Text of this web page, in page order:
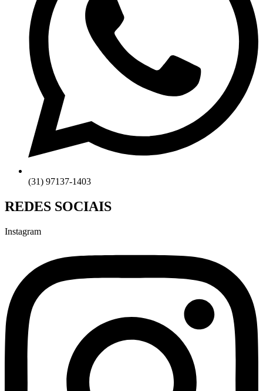
(31) 97137-1403
REDES SOCIAIS
Instagram